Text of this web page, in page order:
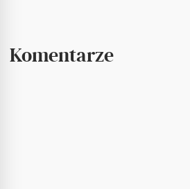
Komentarze